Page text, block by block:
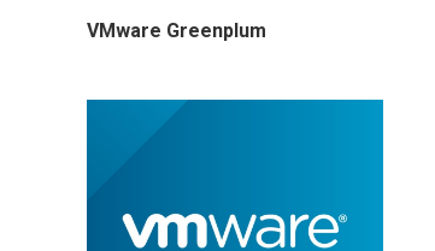
VMware Greenplum